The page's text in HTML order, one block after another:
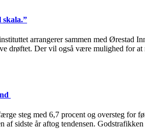
skala.”
arrangerer sammen med Ørestad
drøftet. Der vil også være mulighed for
steg med 6,7 procent og oversteg for
af sidste år aftog tendensen.